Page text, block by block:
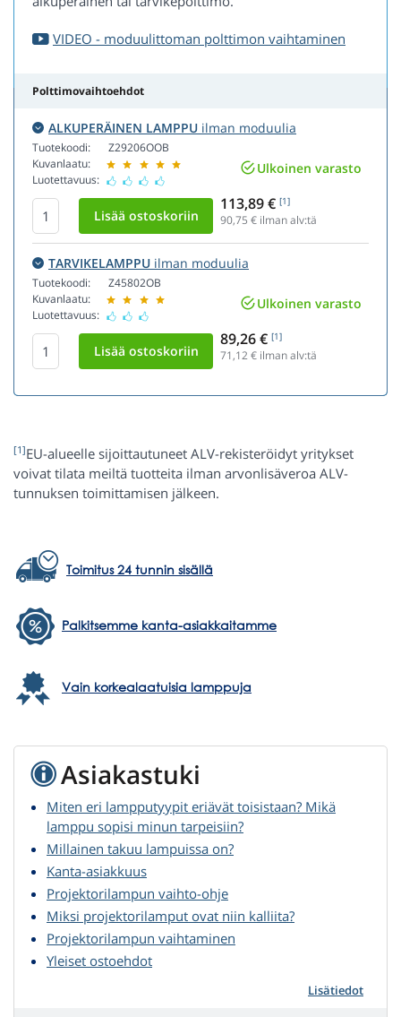
VIDEO - moduulittoman polttimon vaihtaminen
Polttimovaihtoehdot
ALKUPERÄINEN LAMPPU ilman moduulia
Tuotekoodi:
Kuvanlaatu:
Luotettavuus:
Z29206OOB
Ulkoinen varasto
113,89 € [1]
90,75 € ilman alv:tä
TARVIKELAMPPU ilman moduulia
Tuotekoodi:
Kuvanlaatu:
Luotettavuus:
Z45802OB
Ulkoinen varasto
89,26 € [1]
71,12€ ilman alv:tä
[1]EU-alueelle sijoittautuneet ALV-rekisteröidyt yritykset
voivat tilata meiltä tuotteita ilman arvonlisäveroa ALV-
tunnuksen toimittamisen jälkeen.
Toimitus 24 tunnin sisällä
Palkitsemme kanta-asiakkaitamme
Vain korkealaatuisia lamppuja
Asiakastuki
Miten eri lampputyypit eriävät toisistaan? Mikä
lamppu sopisi minun tarpeisiin?
Millainen takuu lampuissa on?
Kanta-asiakkuus
Projektorilampun vaihto-ohje
Miksi projektorilamput ovat niin kalliita?
Projektorilampun vaihtaminen
Yleiset ostoehdot
Lisätiedot